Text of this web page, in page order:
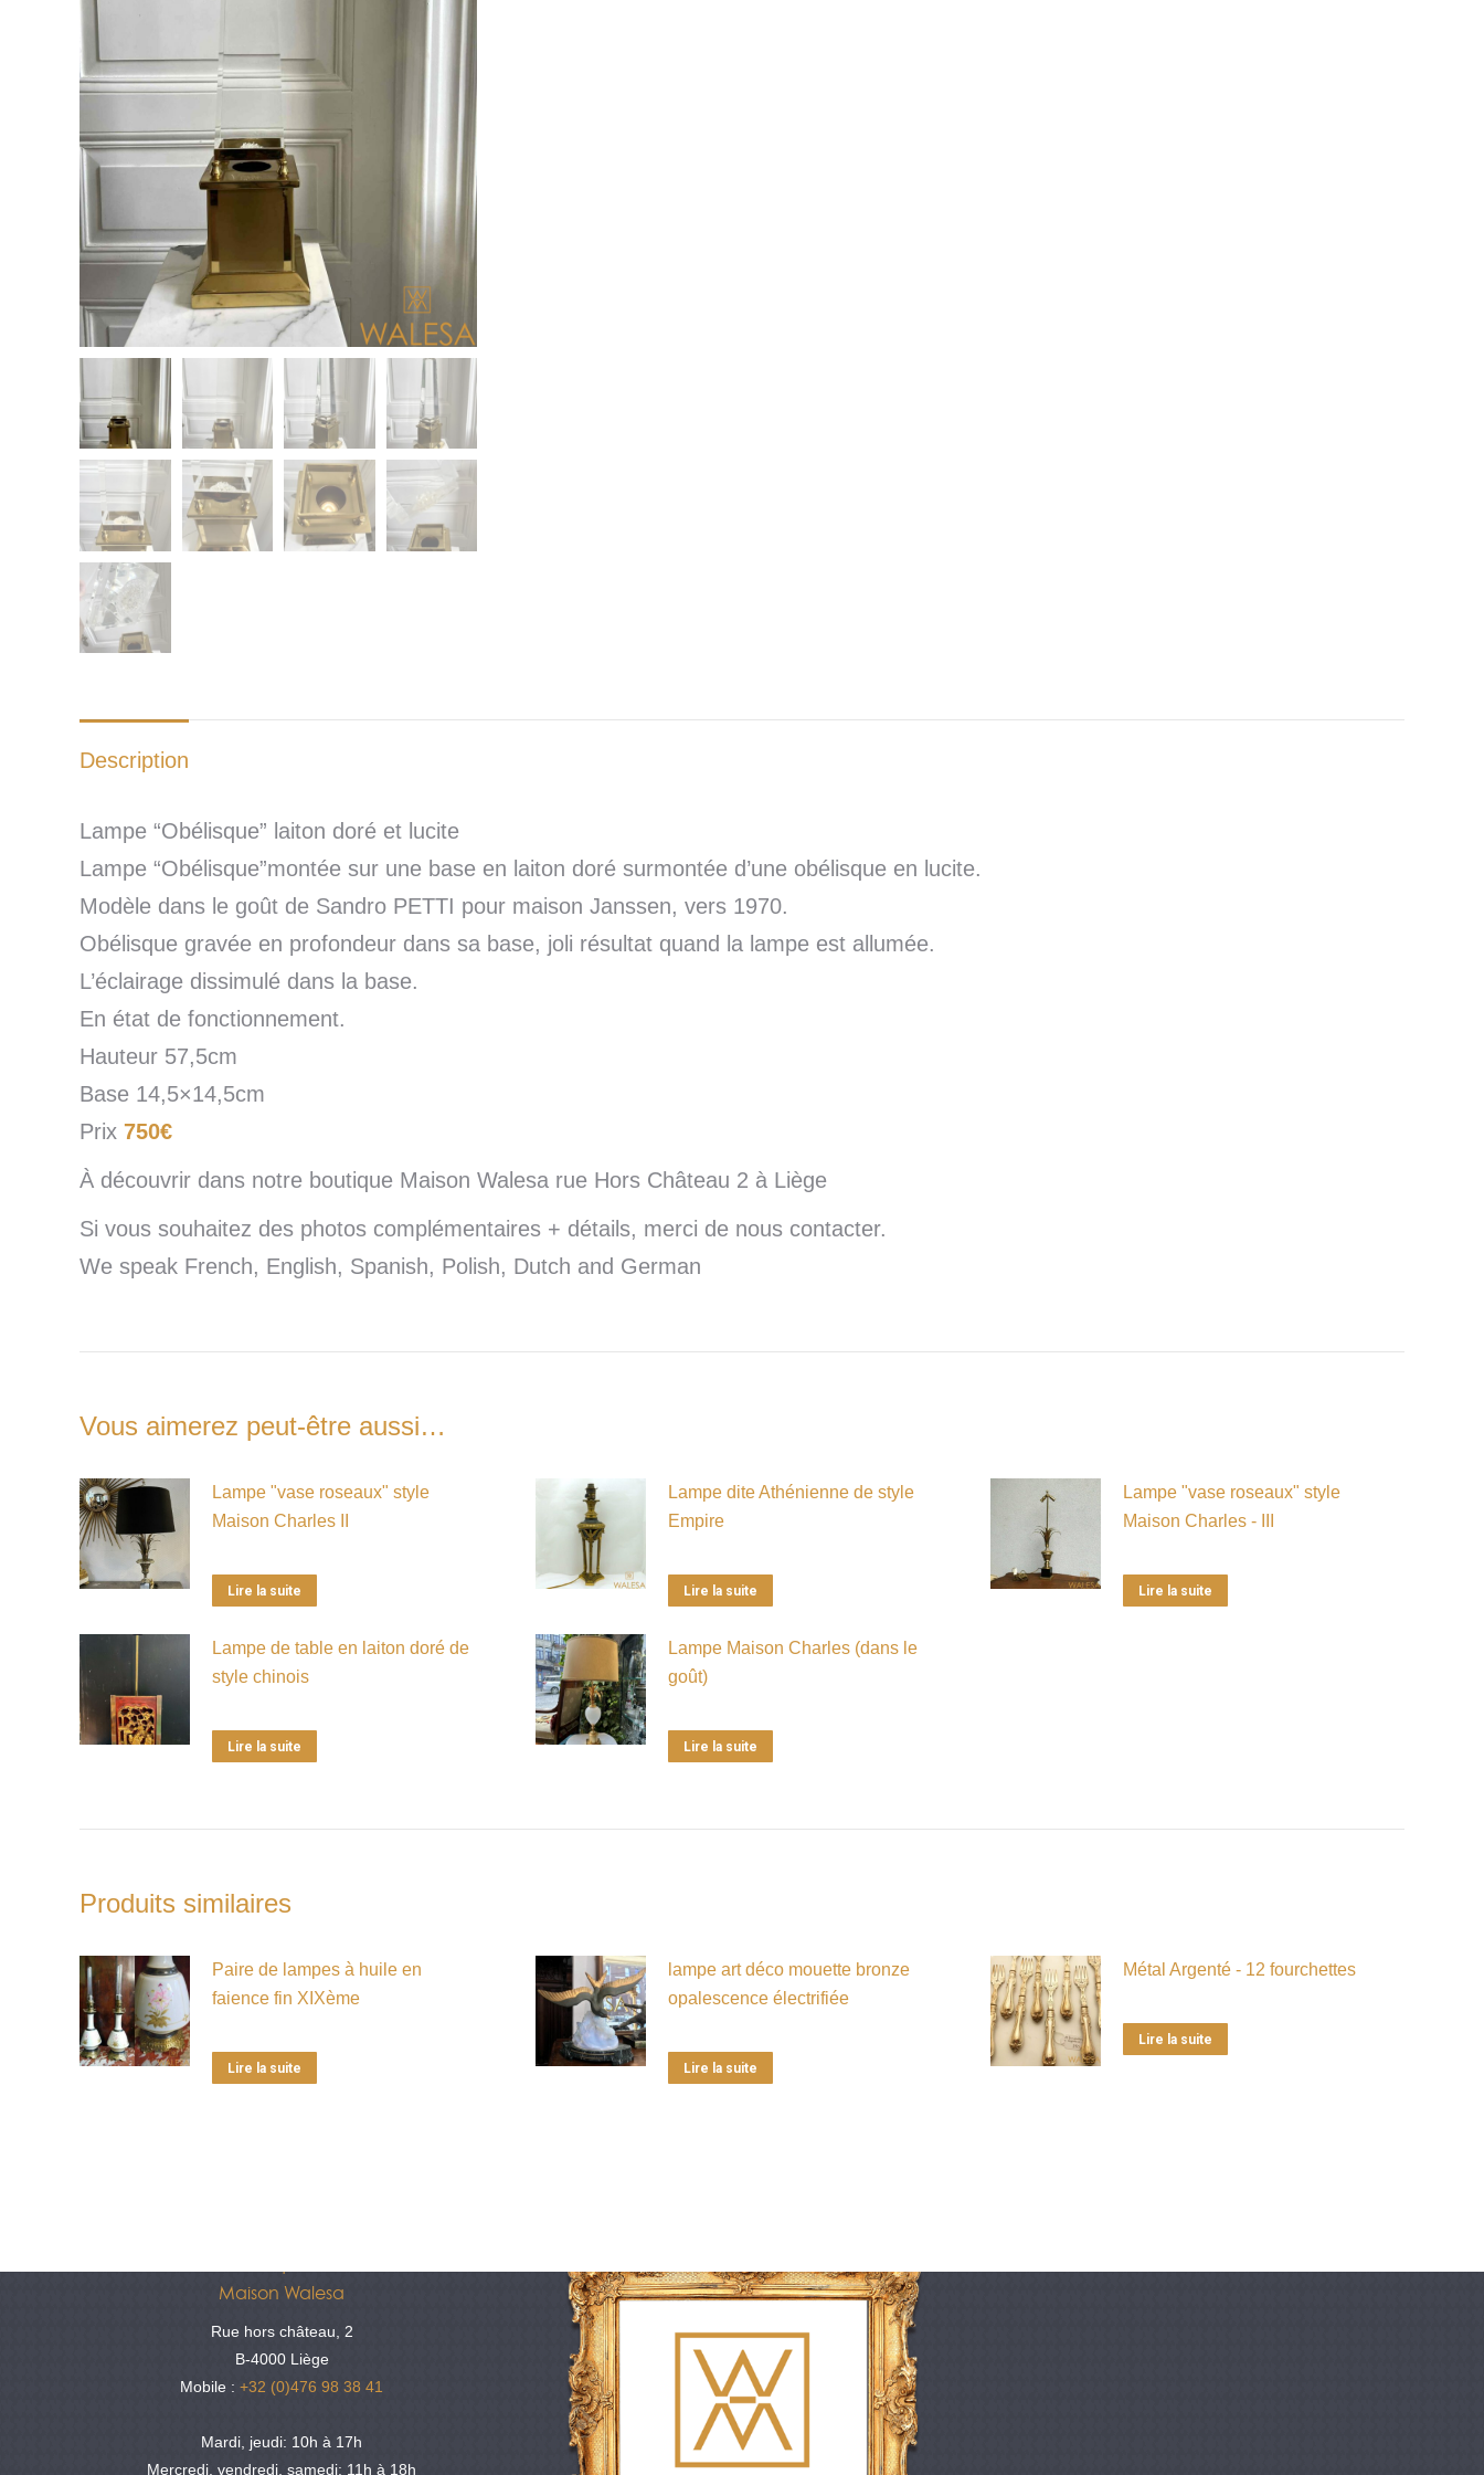
Description
Lampe “Obélisque” laiton doré et lucite
Lampe “Obélisque”montée sur une base en laiton doré surmontée d’une obélisque en lucite.
Modèle dans le goût de Sandro PETTI pour maison Janssen, vers 1970.
Obélisque gravée en profondeur dans sa base, joli résultat quand la lampe est allumée.
L’éclairage dissimulé dans la base.
En état de fonctionnement.
Hauteur 57,5cm
Base 14,5×14,5cm
Prix 750€
À découvrir dans notre boutique Maison Walesa rue Hors Château 2 à Liège
Si vous souhaitez des photos complémentaires + détails, merci de nous contacter.
We speak French, English, Spanish, Polish, Dutch and German
Vous aimerez peut-être aussi…
Lampe "vase roseaux" style
Maison Charles II
Lire la suite
Lampe dite Athénienne de style
Empire
Lire la suite
Lampe "vase roseaux" style
Maison Charles - III
Lire la suite
Lampe de table en laiton doré de
style chinois
Lire la suite
Lampe Maison Charles (dans le
goût)
Lire la suite
Produits similaires
Paire de lampes à huile en
faience fin XIXème
Lire la suite
lampe art déco mouette bronze
opalescence électrifiée
Lire la suite
Métal Argenté - 12 fourchettes
Lire la suite
Maison Walesa
Rue hors château, 2
B-4000 Liège
Mobile :+32 (0)476 98 38 41
Mardi, jeudi: 10h à 17h
Mercredi, vendredi, samedi: 11h à 18h